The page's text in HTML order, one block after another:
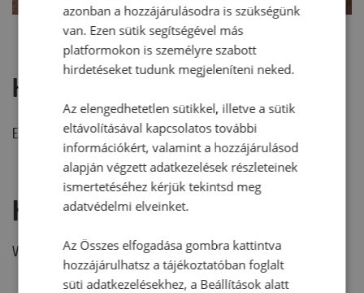
Hozzászólások
Ehhez a recepthez még nem érkezett hozzászólás.
Hozzászólás írása
Vélemény írásához, kérjük,jelentkezz be!
azonban a hozzájárulásodra is szükségünk
van. Ezen sütik segítségével más
platformokon is személyre szabott
hirdetéseket tudunk megjeleníteni neked.
Az elengedhetetlen sütikkel, illetve a sütik
eltávolításával kapcsolatos további
információkért, valamint a hozzájárulásod
alapján végzett adatkezelések részleteinek
ismertetéséhez kérjük tekintsd meg
adatvédelmi elveinket.
Az Összes elfogadása gombra kattintva
hozzájárulhatsz a tájékoztatóban foglalt
süti adatkezelésekhez, a Beállítások alatt